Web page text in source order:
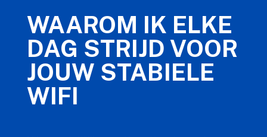
WAAROM IK ELKE
DAG STRIJD VOOR
JOUW STABIELE
WIFI